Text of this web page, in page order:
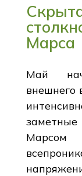
Марса
Май
внешнего